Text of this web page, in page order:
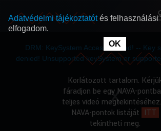
DRM: KeySystem Access Denied! -- Key
denied! Unsupported keySystem or
Korlátozott tartalom.
fáradjon be egy NAVA-
teljes videó
NAVA-pontok listáját ITT
tekintheti meg.
Adatvédelmi tájékoztatótés felhasználási
elfogadom.
OK